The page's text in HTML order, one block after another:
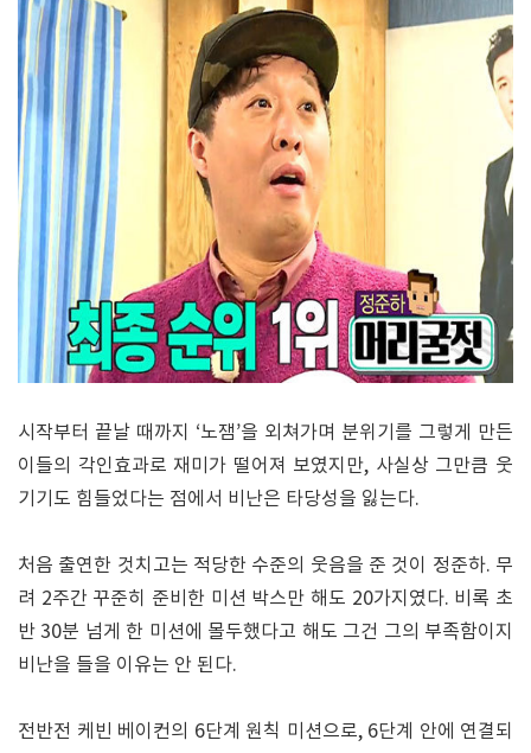
시작부터 끝날 때까지 ‘노잼’을 외쳐가며 분위기를 그렇게 만든
이들의 각인효과로 재미가 떨어져 보였지만, 사실상 그만큼 웃
기기도 힘들었다는 점에서 비난은 타당성을 잃는다.
처음 출연한 것치고는 적당한 수준의 웃음을 준 것이 정준하. 무
려 2주간 꾸준히 준비한 미션 박스만 해도 20가지였다. 비록 초
반 30분 넘게 한 미션에 몰두했다고 해도 그건 그의 부족함이지
비난을 들을 이유는 안 된다.
전반전 케빈 베이컨의 6단계 원칙 미션으로, 6단계 안에 연결되